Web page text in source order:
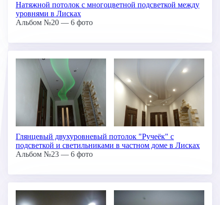
Натяжной потолок с многоцветной подсветкой между
уровнями в Лисках
Альбом №20 — 6 фото
Глянцевый двухуровневый потолок "Ручеёк" с
подсветкой и светильниками в частном доме в Лисках
Альбом №23 — 6 фото